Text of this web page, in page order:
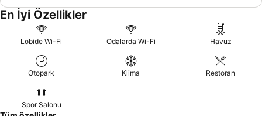
En İyi Özellikler
Lobide Wi-Fi Odalarda Wi-Fi Havuz
Otopark Klima Restoran
Spor Salonu